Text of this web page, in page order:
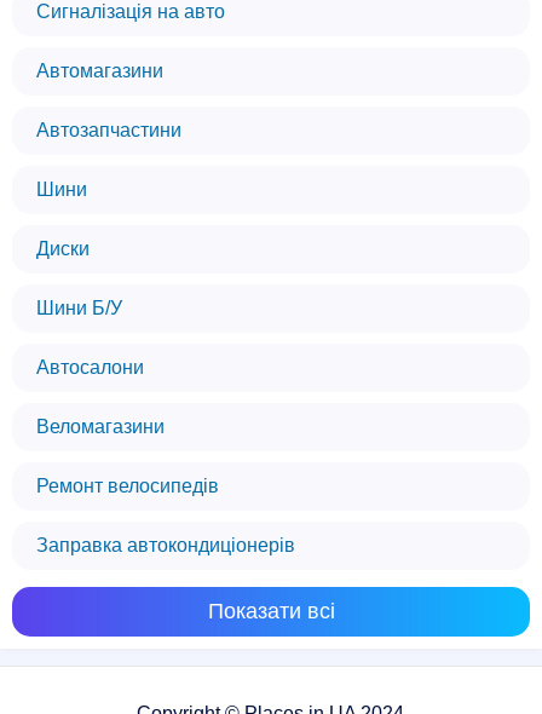
Сигналізація на авто
Автомагазини
Автозапчастини
Шини
Диски
Шини Б/У
Автосалони
Веломагазини
Ремонт велосипедів
Заправка автокондиціонерів
Показати всі